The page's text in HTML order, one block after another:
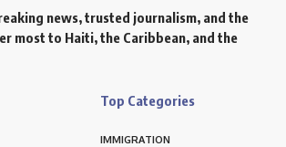
news, trusted journalism, and the
most to Haiti, the Caribbean, and the
Top Categories
IMMIGRATION